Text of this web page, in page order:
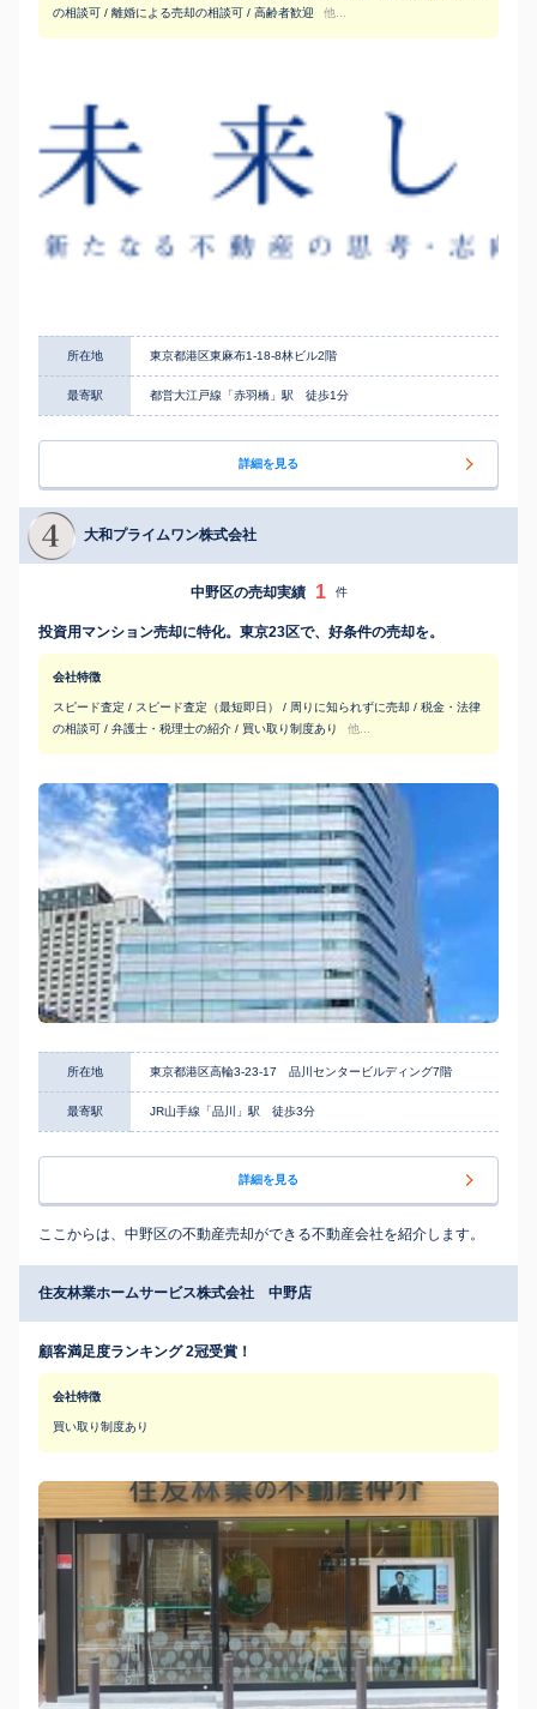
の相談可 / 離婚による売却の相談可 / 高齢者歓迎
他...
所在地 東京都港区東麻布1-18-8林ビル2階
最寄駅 都営大江戸線「赤羽橋」駅 徒歩1分
詳細を見る
大和プライムワン株式会社
中野区の売却実績 1 件
投資用マンション売却に特化。東京23区で、好条件の売却を。
会社特徴
スピード査定 / スピード査定（最短即日） / 周りに知られずに売却 / 税金・法律
の相談可 / 弁護士・税理士の紹介 / 買い取り制度あり
他...
所在地 東京都港区高輪3-23-17 品川センタービルディング7階
最寄駅 JR山手線「品川」駅 徒歩3分
詳細を見る
ここからは、中野区の不動産売却ができる不動産会社を紹介します。
住友林業ホームサービス株式会社 中野店
顧客満足度ランキング 2冠受賞！
会社特徴
買い取り制度あり